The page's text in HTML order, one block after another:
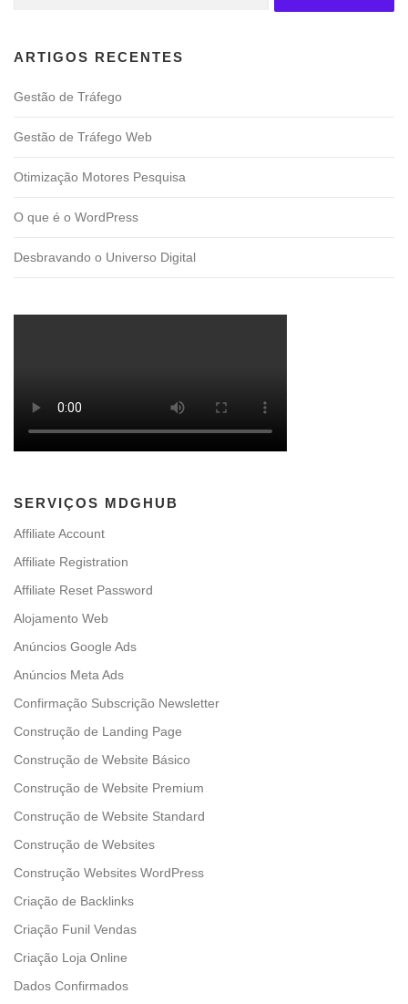
ARTIGOS RECENTES
Gestão de Tráfego
Gestão de Tráfego Web
Otimização Motores Pesquisa
O que é o WordPress
Desbravando o Universo Digital
SERVIÇOS MDGHUB
Affiliate Account
Affiliate Registration
Affiliate Reset Password
Alojamento Web
Anúncios Google Ads
Anúncios Meta Ads
Confirmação Subscrição Newsletter
Construção de Landing Page
Construção de Website Básico
Construção de Website Premium
Construção de Website Standard
Construção de Websites
Construção Websites WordPress
Criação de Backlinks
Criação Funil Vendas
Criação Loja Online
Dados Confirmados